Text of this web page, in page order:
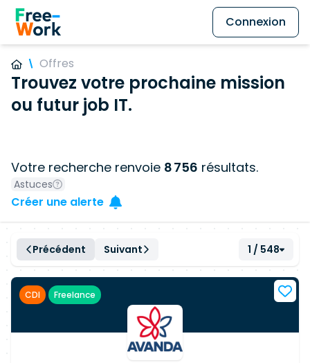
Connexion
Offres
Trouvez votre prochaine mission
ou futur job IT.
Votre recherche renvoie 8 756 résultats.
Astuces
Créer une alerte
Précédent Suivant 1 / 548
CDI Freelance